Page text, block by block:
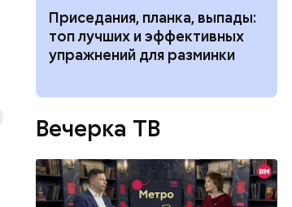
Приседания, планка, выпады:
топ лучших и эффективных
упражнений для разминки
Вечерка ТВ